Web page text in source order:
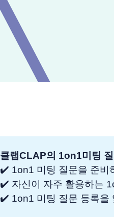
클랩CLAP의 1on1미팅
✔️ 1on1 미팅 질문을 준비
✔️ 자신이 자주 활용하는
✔️ 1on1 미팅 질문 등록을